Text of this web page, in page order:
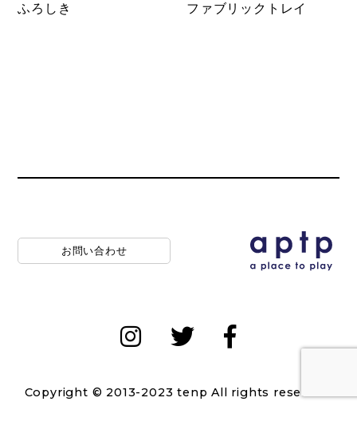
ふろしき ファブリックトレイ
お問い合わせ
Copyright © 2013-2023 tenp All rights reserved.